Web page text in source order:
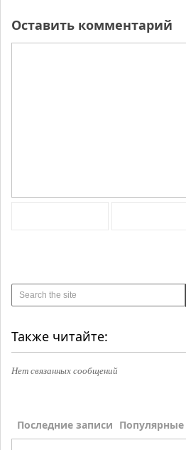
Оставить комментарий
Также читайте:
Нет связанных сообщений
Последние записи Популярные